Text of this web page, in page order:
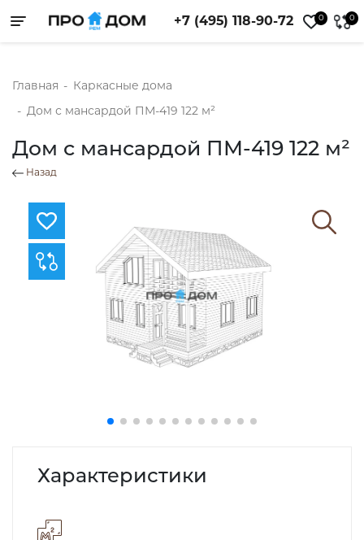
Toggle navigation +7 (495) 118-90-72 0 0
Главная - Каркасные дома
- Дом с мансардой ПМ-419 122 м²
Дом с мансардой ПМ-419 122 м²
Назад
Характеристики